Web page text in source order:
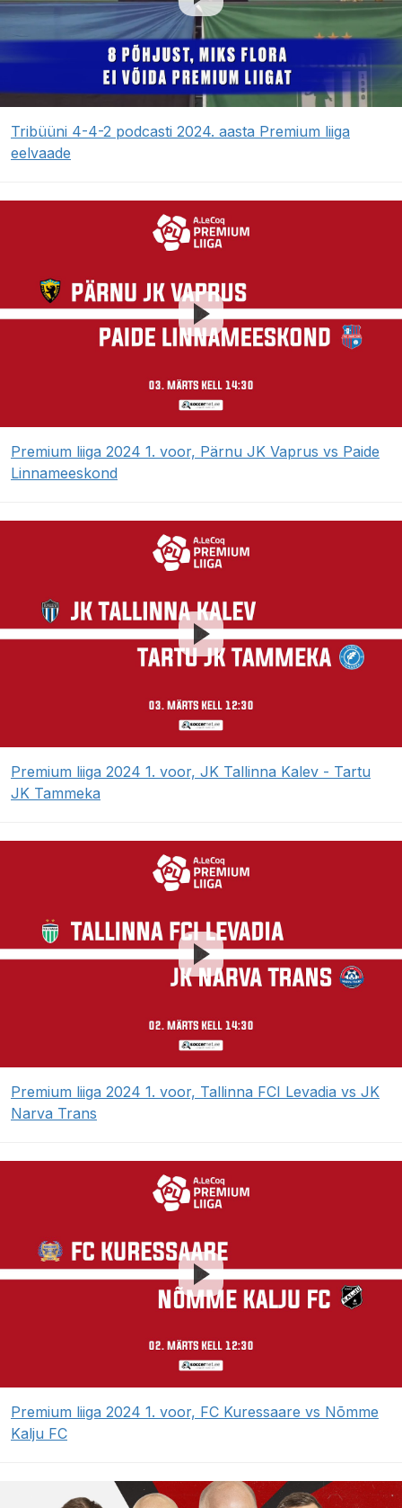
Tribüüni 4-4-2 podcasti 2024. aasta Premium liiga
eelvaade
Premium liiga 2024 1. voor, Pärnu JK Vaprus vs Paide
Linnameeskond
Premium liiga 2024 1. voor, JK Tallinna Kalev - Tartu
JK Tammeka
Premium liiga 2024 1. voor, Tallinna FCI Levadia vs JK
Narva Trans
Premium liiga 2024 1. voor, FC Kuressaare vs Nõmme
Kalju FC